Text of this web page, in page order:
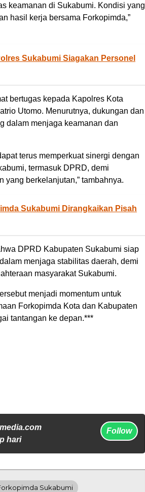
keamanan di Sukabumi. Kondisi yang
hasil kerja bersama Forkopimda,”
Sukabumi Siagakan Personel
bertugas kepada Kapolres Kota
Utomo. Menurutnya, dukungan dan
dalam menjaga keamanan dan
terus memperkuat sinergi dengan
termasuk DPRD, demi
yang berkelanjutan,” tambahnya.
Sukabumi Dirangkaikan Pisah
DPRD Kabupaten Sukabumi siap
menjaga stabilitas daerah, demi
masyarakat Sukabumi.
menjadi momentum untuk
Forkopimda Kota dan Kabupaten
tantangan ke depan.***
hari
Follow
Sukabumi